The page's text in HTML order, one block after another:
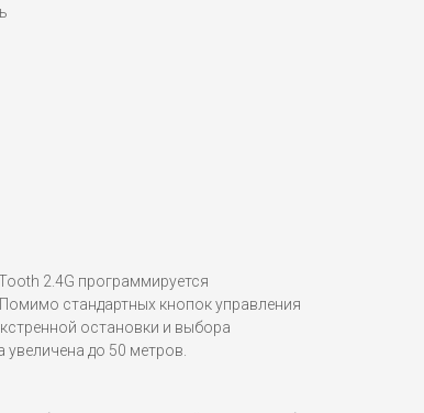
2.4G программируется
стандартных кнопок управления
остановки и выбора
до 50 метров.